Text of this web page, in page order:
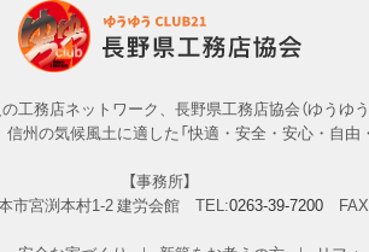
工務店ネットワーク、長野県工務店協会（ゆうゆう
信州の気候風土に適した「快適・安全・安心・自
【事務所】
市宮渕本村1-2 建労会館 TEL:0263-39-7200